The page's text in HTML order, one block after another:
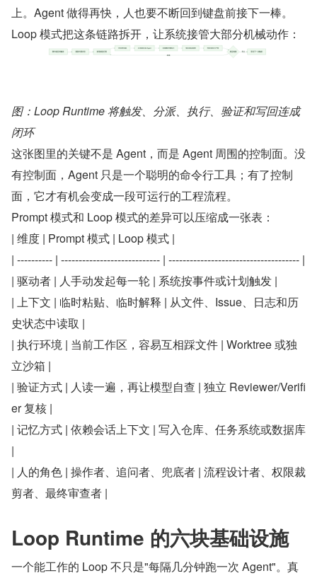
上。Agent 做得再快，人也要不断回到键盘前接下一棒。
Loop 模式把这条链路拆开，让系统接管大部分机械动作：
图：Loop Runtime 将触发、分派、执行、验证和写回连成
闭环
这张图里的关键不是 Agent，而是 Agent 周围的控制面。没
有控制面，Agent 只是一个聪明的命令行工具；有了控制
面，它才有机会变成一段可运行的工程流程。
Prompt 模式和 Loop 模式的差异可以压缩成一张表：
| 维度 | Prompt 模式 | Loop 模式 |
| ---------- | ---------------------------- | ------------------------------------- |
| 驱动者 | 人手动发起每一轮 | 系统按事件或计划触发 |
| 上下文 | 临时粘贴、临时解释 | 从文件、Issue、日志和历
史状态中读取 |
| 执行环境 | 当前工作区，容易互相踩文件 | Worktree 或独
立沙箱 |
| 验证方式 | 人读一遍，再让模型自查 | 独立 Reviewer/Verifi
er 复核 |
| 记忆方式 | 依赖会话上下文 | 写入仓库、任务系统或数据库
|
| 人的角色 | 操作者、追问者、兜底者 | 流程设计者、权限裁
剪者、最终审查者 |
Loop Runtime 的六块基础设施
一个能工作的 Loop 不只是"每隔几分钟跑一次 Agent"。真